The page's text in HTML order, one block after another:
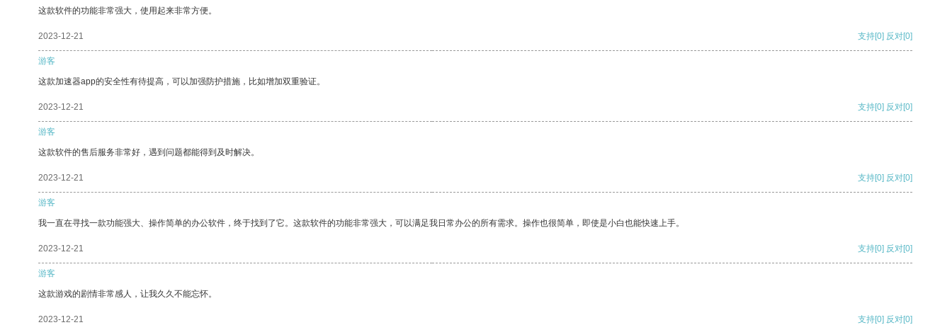
这款软件的功能非常强大，使用起来非常方便。
2023-12-21 支持[0] 反对[0]
游客
这款加速器app的安全性有待提高，可以加强防护措施，比如增加双重验证。
2023-12-21 支持[0] 反对[0]
游客
这款软件的售后服务非常好，遇到问题都能得到及时解决。
2023-12-21 支持[0] 反对[0]
游客
我一直在寻找一款功能强大、操作简单的办公软件，终于找到了它。这款软件的功能非常强大，可以满足我日常办公的所有需求。操作也很简单，即使是小白也能快速上手。
2023-12-21 支持[0] 反对[0]
游客
这款游戏的剧情非常感人，让我久久不能忘怀。
2023-12-21 支持[0] 反对[0]